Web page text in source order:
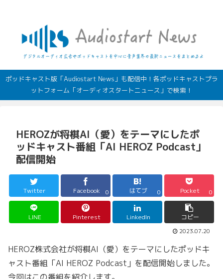
ポッドキャスト版「Audiostart News」も配信中！各ポッドキャストプラ
ットフォーム「オーディオスタートニュース」で検索！
HEROZが将棋AI（愛）をテーマにしたポ
ッドキャスト番組「AI HEROZ Podcast」
配信開始
Twitter Facebook 0 はてブ 0 Pocket 0
LINE Pinterest LinkedIn コピー
2023.07.20
HEROZ株式会社が将棋AI（愛）をテーマにしたポッドキ
ャスト番組「AI HEROZ Podcast」を配信開始しました。